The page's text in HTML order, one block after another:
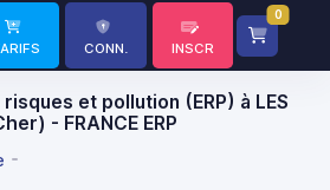
CONN. INSCR
0
et pollution (ERP) à LES
- FRANCE ERP